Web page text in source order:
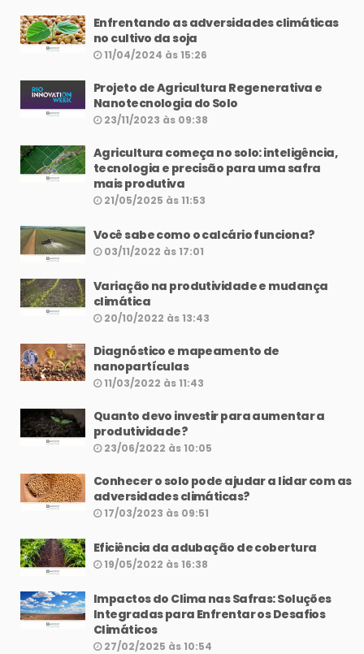
Enfrentando as adversidades climáticas
no cultivo da soja
11/04/2024 às 15:26
Projeto de Agricultura Regenerativa e
Nanotecnologia do Solo
23/11/2023 às 09:38
Agricultura começa no solo: inteligência,
tecnologia e precisão para uma safra
mais produtiva
21/05/2025 às 11:53
Você sabe como o calcário funciona?
03/11/2022 às 17:01
Variação na produtividade e mudança
climática
20/10/2022 às 13:43
Diagnóstico e mapeamento de
nanopartículas
11/03/2022 às 11:43
Quanto devo investir para aumentar a
produtividade?
23/06/2022 às 10:05
Conhecer o solo pode ajudar a lidar com as
adversidades climáticas?
17/03/2023 às 09:51
Eficiência da adubação de cobertura
19/05/2022 às 16:38
Impactos do Clima nas Safras: Soluções
Integradas para Enfrentar os Desafios
Climáticos
27/02/2025 às 10:54